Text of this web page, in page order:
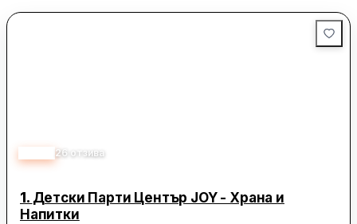
26 отзива
1. Детски Парти Център JOY - Храна и
Напитки